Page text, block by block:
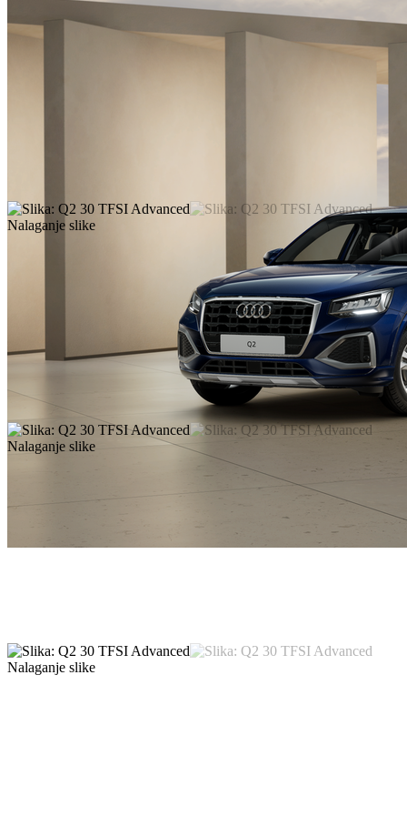
Nalaganje slike
Nalaganje slike
Nalaganje slike